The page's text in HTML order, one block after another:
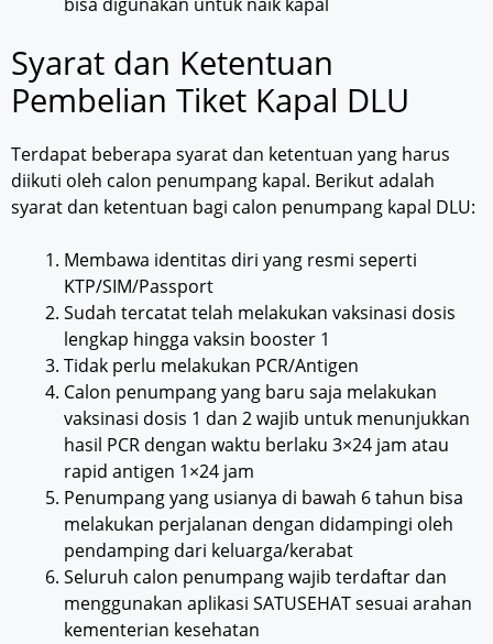
Syarat dan Ketentuan
Pembelian Tiket Kapal DLU
Terdapat beberapa syarat dan ketentuan yang harus
diikuti oleh calon penumpang kapal. Berikut adalah
syarat dan ketentuan bagi calon penumpang kapal DLU:
Membawa identitas diri yang resmi seperti
KTP/SIM/Passport
Sudah tercatat telah melakukan vaksinasi dosis
lengkap hingga vaksin booster 1
Tidak perlu melakukan PCR/Antigen
Calon penumpang yang baru saja melakukan
vaksinasi dosis 1 dan 2 wajib untuk menunjukkan
hasil PCR dengan waktu berlaku 3×24 jam atau
rapid antigen 1×24 jam
Penumpang yang usianya di bawah 6 tahun bisa
melakukan perjalanan dengan didampingi oleh
pendamping dari keluarga/kerabat
Seluruh calon penumpang wajib terdaftar dan
menggunakan aplikasi SATUSEHAT sesuai arahan
kementerian kesehatan